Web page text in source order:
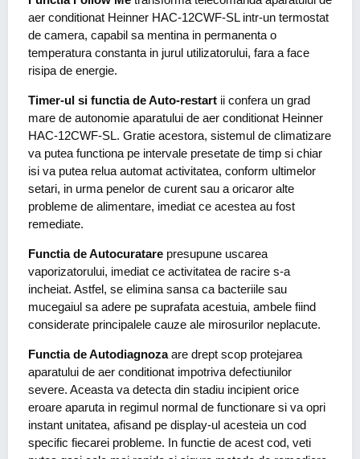
aer conditionat Heinner HAC-12CWF-SL intr-un termostat
de camera, capabil sa mentina in permanenta o
temperatura constanta in jurul utilizatorului, fara a face
risipa de energie.
Timer-ul si functia de Auto-restart ii confera un grad
mare de autonomie aparatului de aer conditionat Heinner
HAC-12CWF-SL. Gratie acestora, sistemul de climatizare
va putea functiona pe intervale presetate de timp si chiar
isi va putea relua automat activitatea, conform ultimelor
setari, in urma penelor de curent sau a oricaror alte
probleme de alimentare, imediat ce acestea au fost
remediate.
Functia de Autocuratare presupune uscarea
vaporizatorului, imediat ce activitatea de racire s-a
incheiat. Astfel, se elimina sansa ca bacteriile sau
mucegaiul sa adere pe suprafata acestuia, ambele fiind
considerate principalele cauze ale mirosurilor neplacute.
Functia de Autodiagnozaare drept scop protejarea
aparatului de aer conditionat impotriva defectiunilor
severe. Aceasta va detecta din stadiu incipient orice
eroare aparuta in regimul normal de functionare si va opri
instant unitatea, afisand pe display-ul acesteia un cod
specific fiecarei probleme. In functie de acest cod, veti